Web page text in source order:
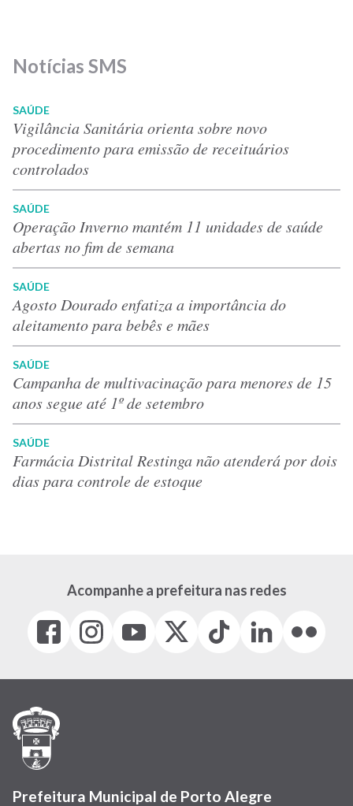
Notícias SMS
SAÚDE
Vigilância Sanitária orienta sobre novo
procedimento para emissão de receituários
controlados
SAÚDE
Operação Inverno mantém 11 unidades de saúde
abertas no fim de semana
SAÚDE
Agosto Dourado enfatiza a importância do
aleitamento para bebês e mães
SAÚDE
Campanha de multivacinação para menores de 15
anos segue até 1º de setembro
SAÚDE
Farmácia Distrital Restinga não atenderá por dois
dias para controle de estoque
Acompanhe a prefeitura nas redes
Facebook
(link
em
janela)
Instagram
(link
em
(link
em
(Antigo
(link
Tiktok
(link
em
LinkedIn
(link
em
(link
em
Prefeitura Municipal de Porto Alegre